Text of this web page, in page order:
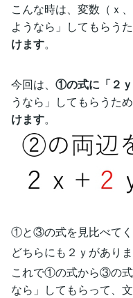
こんな時は、変数（ｘ
ようなら」してもらうた
けます。
今回は、 ①の式に「２
うなら」してもらうため
けます。
①と③の式を見比べてく
どちらにも２ｙがありま
これで①の式から③の式
なら」してもらって、